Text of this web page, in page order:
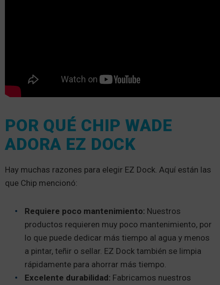
POR QUÉ CHIP WADE
ADORA EZ DOCK
Hay muchas razones para elegir EZ Dock. Aquí están las
que Chip mencionó:
Requiere poco mantenimiento: Nuestros
productos requieren muy poco mantenimiento, por
lo que puede dedicar más tiempo al agua y menos
a pintar, teñir o sellar. EZ Dock también se limpia
rápidamente para ahorrar más tiempo.
Excelente durabilidad: Fabricamos nuestros